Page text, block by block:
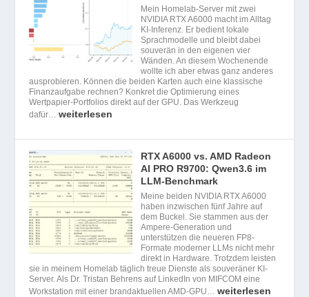
Mein Homelab-Server mit zwei
NVIDIA RTX A6000 macht im Alltag
KI-Inferenz. Er bedient lokale
Sprachmodelle und bleibt dabei
souverän in den eigenen vier
Wänden. An diesem Wochenende
wollte ich aber etwas ganz anderes
ausprobieren. Können die beiden Karten auch eine klassische
Finanzaufgabe rechnen? Konkret die Optimierung eines
Wertpapier-Portfolios direkt auf der GPU. Das Werkzeug
dafür…weiterlesen
RTX A6000 vs. AMD Radeon
AI PRO R9700: Qwen3.6 im
LLM-Benchmark
Meine beiden NVIDIA RTX A6000
haben inzwischen fünf Jahre auf
dem Buckel. Sie stammen aus der
Ampere-Generation und
unterstützen die neueren FP8-
Formate moderner LLMs nicht mehr
direkt in Hardware. Trotzdem leisten
sie in meinem Homelab täglich treue Dienste als souveräner KI-
Server. Als Dr. Tristan Behrens auf LinkedIn von MIFCOM eine
Workstation mit einer brandaktuellen AMD-GPU…weiterlesen